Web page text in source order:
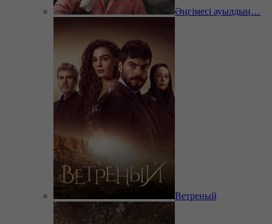
Әңгімесі ауылдың…
Ветреный